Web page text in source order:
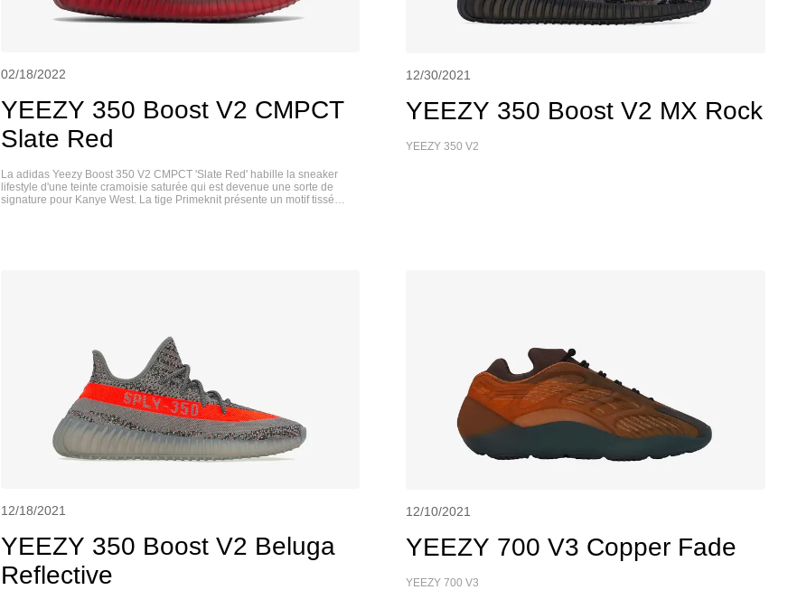
02/18/2022
YEEZY 350 Boost V2 CMPCT
Slate Red
La adidas Yeezy Boost 350 V2 CMPCT 'Slate Red' habille la sneaker
lifestyle d'une teinte cramoisie saturée qui est devenue une sorte de
signature pour Kanye West. La tige Primeknit présente un motif tissé
12/30/2021
YEEZY 350 Boost V2 MX Rock
YEEZY 350 V2
12/18/2021
YEEZY 350 Boost V2 Beluga
Reflective
12/10/2021
YEEZY 700 V3 Copper Fade
YEEZY 700 V3